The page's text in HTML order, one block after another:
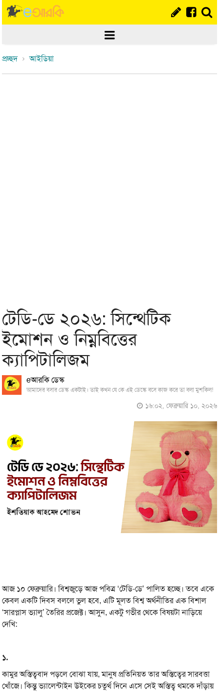
প্রচ্ছদ আইডিয়া
টেডি-ডে ২০২৬: সিন্থেটিক
ইমোশন ও নিম্নবিত্তের
ক্যাপিটালিজম
eআরকি ডেস্ক
আমাদের বসার ডেস্ক একটাই। তাই কখন যে কে এই ডেস্কে বসে কাজ করে তা বলা মুশকিল!
১৬:০২, ফেব্রুয়ারি ১০, ২০২৬
আজ ১০ ফেব্রুয়ারি। বিশ্বজুড়ে আজ পবিত্র ‘টেডি-ডে’ পালিত হচ্ছে। তবে একে
কেবল একটি দিবস বললে ভুল হবে, এটি মূলত বিশ্ব অর্থনীতির এক বিশাল
‘সারপ্লাস ভ্যালু’ তৈরির প্রজেক্ট। আসুন, একটু গভীর থেকে বিষয়টা নাড়িয়ে
দেখি:
১.
কামুর অস্তিত্ববাদ পড়লে বোঝা যায়, মানুষ প্রতিনিয়ত তার অস্তিত্বের সারবত্তা
খোঁজে। কিন্তু ভ্যালেন্টাইন উইকের চতুর্থ দিনে এসে সেই অস্তিত্ব থমকে দাঁড়ায়